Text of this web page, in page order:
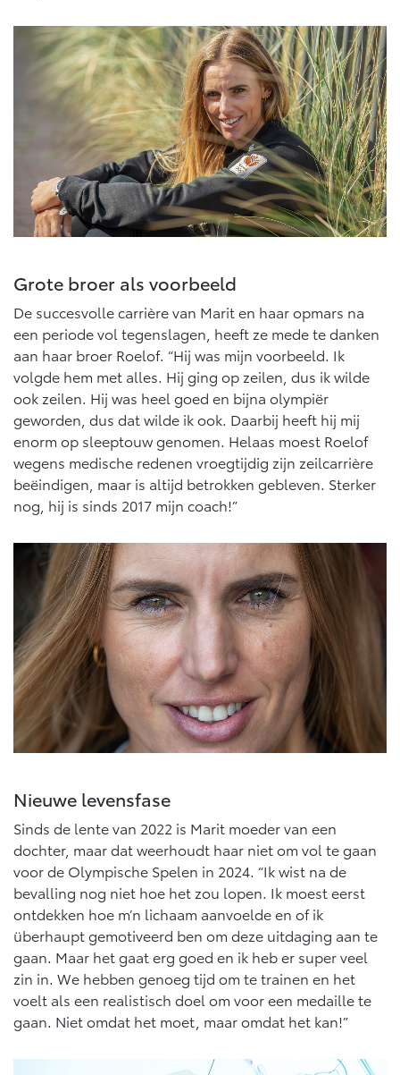
Grote broer als voorbeeld
De succesvolle carrière van Marit en haar opmars na
een periode vol tegenslagen, heeft ze mede te danken
aan haar broer Roelof. “Hij was mijn voorbeeld. Ik
volgde hem met alles. Hij ging op zeilen, dus ik wilde
ook zeilen. Hij was heel goed en bijna olympiër
geworden, dus dat wilde ik ook. Daarbij heeft hij mij
enorm op sleeptouw genomen. Helaas moest Roelof
wegens medische redenen vroegtijdig zijn zeilcarrière
beëindigen, maar is altijd betrokken gebleven. Sterker
nog, hij is sinds 2017 mijn coach!”
Nieuwe levensfase
Sinds de lente van 2022 is Marit moeder van een
dochter, maar dat weerhoudt haar niet om vol te gaan
voor de Olympische Spelen in 2024. “Ik wist na de
bevalling nog niet hoe het zou lopen. Ik moest eerst
ontdekken hoe m’n lichaam aanvoelde en of ik
überhaupt gemotiveerd ben om deze uitdaging aan te
gaan. Maar het gaat erg goed en ik heb er super veel
zin in. We hebben genoeg tijd om te trainen en het
voelt als een realistisch doel om voor een medaille te
gaan. Niet omdat het moet, maar omdat het kan!”